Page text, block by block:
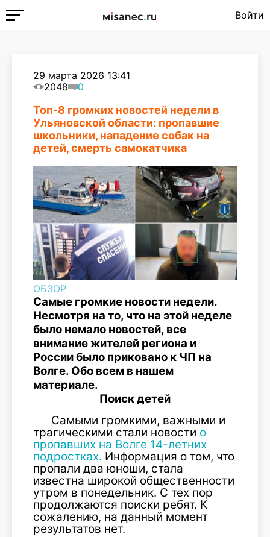
Войти
29 марта 2026 13:41
2048
0
Топ-8 громких новостей недели в
Ульяновской области: пропавшие
школьники, нападение собак на
детей, смерть самокатчика
ОБЗОР
Самые громкие новости недели.
Несмотря на то, что на этой неделе
было немало новостей, все
внимание жителей региона и
России было приковано к ЧП на
Волге. Обо всем в нашем
материале.
Поиск детей
Самыми громкими, важными и
трагическими стали новости о
пропавших на Волге 14-летних
подростках. Информация о том, что
пропали два юноши, стала
известна широкой общественности
утром в понедельник. С тех пор
продолжаются поиски ребят. К
сожалению, на данный момент
результатов нет.